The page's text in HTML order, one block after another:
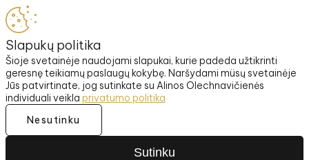
Slapukų politika
Šioje svetainėje naudojami slapukai, kurie padeda užtikrinti
geresnę teikiamų paslaugų kokybę. Naršydami müsų svetainėje
Jūs patvirtinate, jog sutinkate su Alinos Olechnavičienės
individuali veikla privatumo politika
Nesutinku
Sutinku